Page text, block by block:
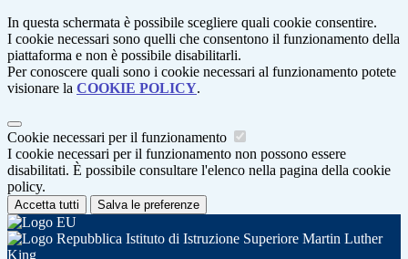
In questa schermata è possibile scegliere quali cookie consentire.
I cookie necessari sono quelli che consentono il funzionamento della
piattaforma e non è possibile disabilitarli.
Per conoscere quali sono i cookie necessari al funzionamento potete
visionare la COOKIE POLICY.
Cookie necessari per il funzionamento
I cookie necessari per il funzionamento non possono essere
disabilitati. È possibile consultare l'elenco nella pagina della cookie
policy.
Accetta tutti Salva le preferenze
Istituto di Istruzione Superiore Martin Luther
King